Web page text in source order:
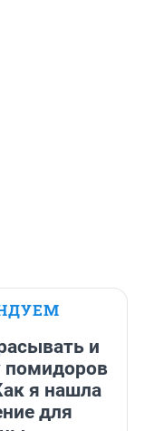
и
помидоров
я нашла
для